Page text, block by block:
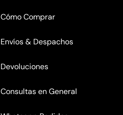
Cómo Comprar
Envíos & Despachos
Devoluciones
Consultas en General